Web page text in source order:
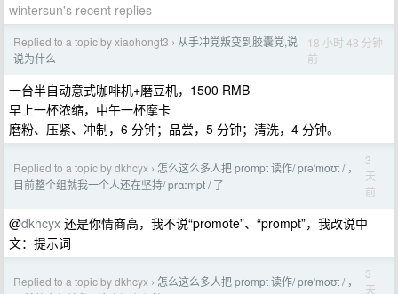
wintersun's recent replies
Replied to a topic by xiaohongt3 › 从手冲党叛变到胶囊党,说
说为什么
18 小时 48 分钟
前
一台半自动意式咖啡机+磨豆机，1500 RMB
早上一杯浓缩，中午一杯摩卡
磨粉、压紧、冲制，6 分钟；品尝，5 分钟；清洗，4 分钟。
Replied to a topic by dkhcyx › 怎么这么多人把 prompt 读作/ prəˈmoʊt / ，
目前整个组就我一个人还在坚持/ prɑːmpt / 了
3
天
前
@dkhcyx 还是你情商高，我不说“promote”、“prompt”，我改说中
文：提示词
Replied to a topic by dkhcyx › 怎么这么多人把 prompt 读作/ prəˈmoʊt / ，
3
天